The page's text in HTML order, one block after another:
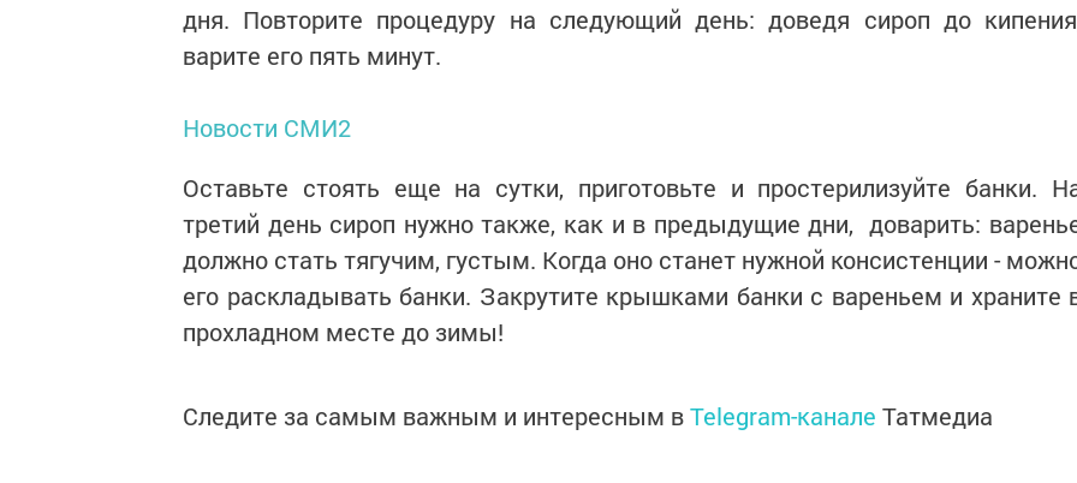
дня. Повторите процедуру на следующий день: доведя сироп до
варите его пять минут.
Новости СМИ2
Оставьте стоять еще на сутки, приготовьте и простерилизуйте банки.
третий день сироп нужно также, как и в предыдущие дни, доварить:
должно стать тягучим, густым. Когда оно станет нужной консистенции -
его раскладывать банки. Закрутите крышками банки с вареньем и храните
прохладном месте до зимы!
Следите за самым важным и интересным вTelegram-канале Татмедиа